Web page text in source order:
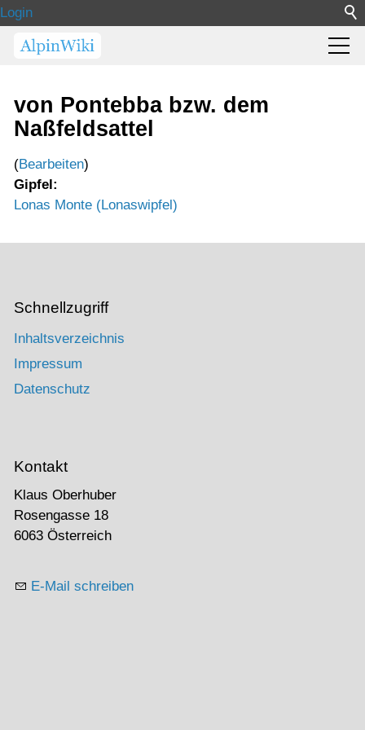
Login
von Pontebba bzw. dem
Naßfeldsattel
(Bearbeiten)
Gipfel:
Lonas Monte (Lonaswipfel)
Schnellzugriff
Inhaltsverzeichnis
Impressum
Datenschutz
Kontakt
Klaus Oberhuber
Rosengasse 18
6063 Österreich
E-Mail schreiben